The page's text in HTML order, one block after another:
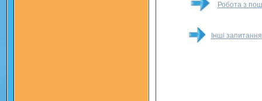
Робота з
Інші запитання